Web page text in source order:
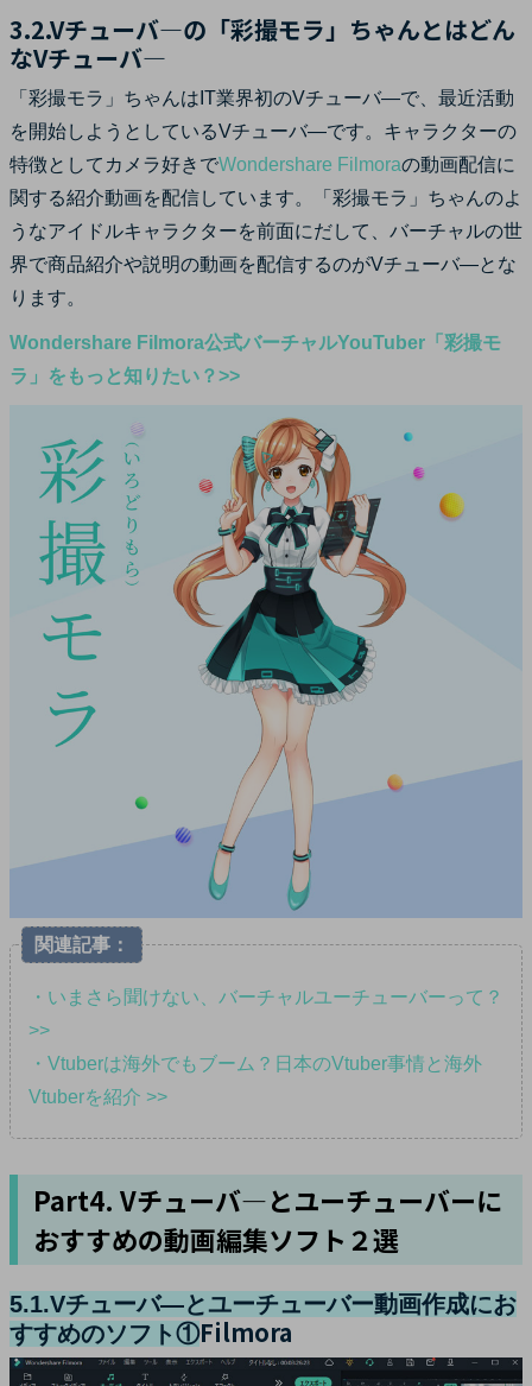
3.2.Vチューバ―の「彩撮モラ」ちゃんとはどん
なVチューバ―
「彩撮モラ」ちゃんはIT業界初のVチューバ―で、最近活動
を開始しようとしているVチューバ―です。キャラクターの
特徴としてカメラ好きでWondershare Filmoraの動画配信に
関する紹介動画を配信しています。「彩撮モラ」ちゃんのよ
うなアイドルキャラクターを前面にだして、バーチャルの世
界で商品紹介や説明の動画を配信するのがVチューバ―とな
ります。
Wondershare Filmora公式バーチャルYouTuber「彩撮モ
ラ」をもっと知りたい？>>
関連記事：
・いまさら聞けない、バーチャルユーチューバーって？
>>
・Vtuberは海外でもブーム？日本のVtuber事情と海外
Vtuberを紹介 >>
Part4. Vチューバ―とユーチューバーに
おすすめの動画編集ソフト２選
5.1.Vチューバ―とユーチューバー動画作成にお
すすめのソフト①Filmora